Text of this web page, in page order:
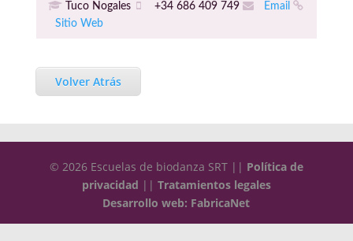
Tuco Nogales +34 686 409 749
Email
Sitio Web
Volver Atrás
© 2026 Escuelas de biodanza SRT || Política de
privacidad || Tratamientos legales
Desarrollo web: FabricaNet